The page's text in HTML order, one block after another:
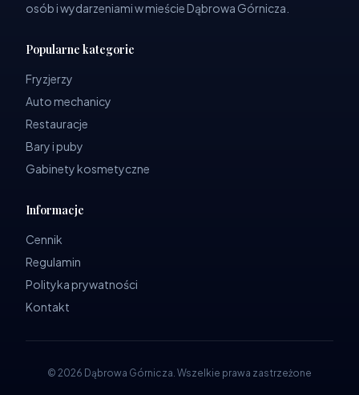
osób i wydarzeniami w mieście Dąbrowa Górnicza.
Popularne kategorie
Fryzjerzy
Auto mechanicy
Restauracje
Bary i puby
Gabinety kosmetyczne
Informacje
Cennik
Regulamin
Polityka prywatności
Kontakt
© 2026 Dąbrowa Górnicza. Wszelkie prawa zastrzeżone